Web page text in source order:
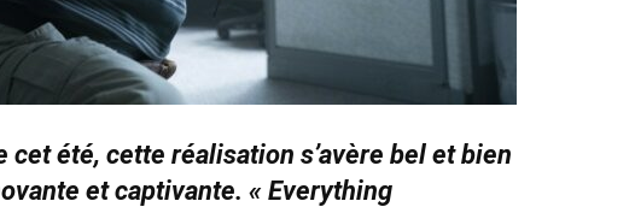
été, cette réalisation s’avère bel et bien
et captivante. « Everything